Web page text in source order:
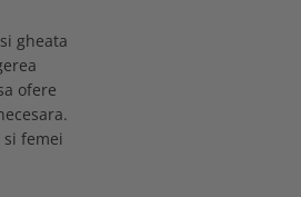
gheata
ofere
femei